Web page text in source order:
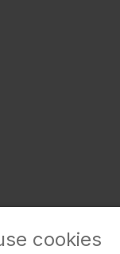
cookies